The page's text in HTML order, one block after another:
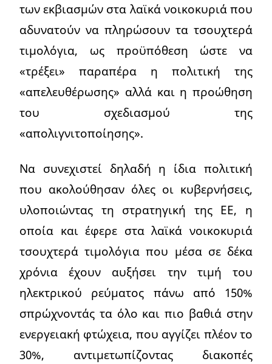
των εκβιασμών στα λαϊκά νοικοκυριά που
αδυνατούν να πληρώσουν τα τσουχτερά
τιμολόγια, ως προϋπόθεση ώστε να
«τρέξει» παραπέρα η πολιτική της
«απελευθέρωσης» αλλά και η προώθηση
του σχεδιασμού της
«απολιγνιτοποίησης».
Να συνεχιστεί δηλαδή η ίδια πολιτική
που ακολούθησαν όλες οι κυβερνήσεις,
υλοποιώντας τη στρατηγική της ΕΕ, η
οποία και έφερε στα λαϊκά νοικοκυριά
τσουχτερά τιμολόγια που μέσα σε δέκα
χρόνια έχουν αυξήσει την τιμή του
ηλεκτρικού ρεύματος πάνω από 150%
σπρώχνοντάς τα όλο και πιο βαθιά στην
ενεργειακή φτώχεια, που αγγίζει πλέον το
30%, αντιμετωπίζοντας διακοπές